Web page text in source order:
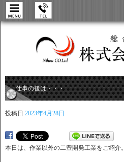
仕事の後は・・・
投稿日 2023年4月28日
本日は、作業以外の二豊開発工業をご紹介。